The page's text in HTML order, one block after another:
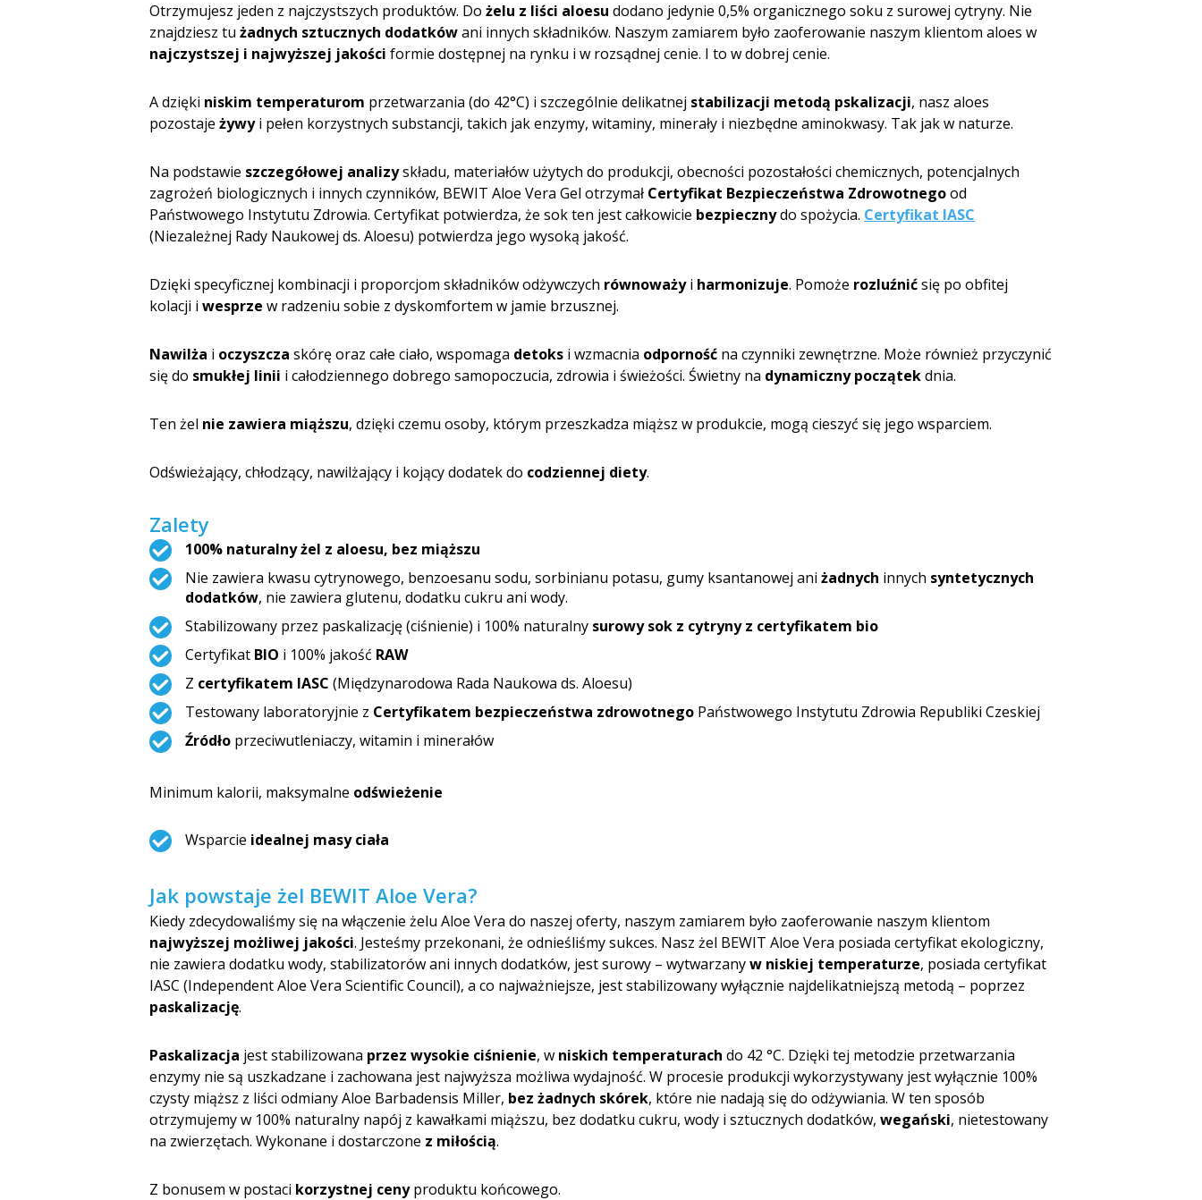
Otrzymujesz jeden z najczystszych produktów. Do żelu z liści aloesu dodano jedynie 0,5% organicznego soku z surowej cytryny. Nie
znajdziesz tu żadnych sztucznych dodatkówani innych składników. Naszym zamiarem było zaoferowanie naszym klientom aloes w
najczystszej i najwyższej jakości formie dostępnej na rynku i w rozsądnej cenie. I to w dobrej cenie.
A dzięki niskim temperaturom przetwarzania (do 42°C) i szczególnie delikatnej stabilizacji metodą pskalizacji, nasz aloes
pozostaje żywyi pełen korzystnych substancji, takich jak enzymy, witaminy, minerały i niezbędne aminokwasy. Tak jak w naturze.
Na podstawie szczegółowej analizyskładu, materiałów użytych do produkcji, obecności pozostałości chemicznych, potencjalnych
zagrożeń biologicznych i innych czynników, BEWIT Aloe Vera Gel otrzymał Certyfikat Bezpieczeństwa Zdrowotnegood
Państwowego Instytutu Zdrowia. Certyfikat potwierdza, że sok ten jest całkowicie bezpiecznydo spożycia. Certyfikat IASC
(Niezależnej Rady Naukowej ds. Aloesu) potwierdza jego wysoką jakość.
Dzięki specyficznej kombinacji i proporcjom składników odżywczych równoważyi harmonizuje. Pomoże rozluźnićsię po obfitej
kolacji i wesprze w radzeniu sobie z dyskomfortem w jamie brzusznej.
Nawilża i oczyszcza skórę oraz całe ciało, wspomaga detoks i wzmacnia odporność na czynniki zewnętrzne. Może również przyczynić
się do smukłej linii i całodziennego dobrego samopoczucia, zdrowia i świeżości. Świetny na dynamiczny początekdnia.
Ten żel nie zawiera miąższu, dzięki czemu osoby, którym przeszkadza miąższ w produkcie, mogą cieszyć się jego wsparciem.
Odświeżający, chłodzący, nawilżający i kojący dodatek do codziennej diety.
Zalety
100% naturalny żel z aloesu, bez miąższu
Nie zawiera kwasu cytrynowego, benzoesanu sodu, sorbinianu potasu, gumy ksantanowej ani żadnych innych syntetycznych
dodatków, nie zawiera glutenu, dodatku cukru ani wody.
Stabilizowany przez paskalizację (ciśnienie) i 100% naturalny surowy sok z cytryny z certyfikatem bio
Certyfikat BIO i 100% jakość RAW
Z certyfikatem IASC (Międzynarodowa Rada Naukowa ds. Aloesu)
Testowany laboratoryjnie z Certyfikatem bezpieczeństwa zdrowotnego Państwowego Instytutu Zdrowia Republiki Czeskiej
Źródło przeciwutleniaczy, witamin i minerałów
Minimum kalorii, maksymalne odświeżenie
Wsparcie idealnej masy ciała
Jak powstaje żel BEWIT Aloe Vera?
Kiedy zdecydowaliśmy się na włączenie żelu Aloe Vera do naszej oferty, naszym zamiarem było zaoferowanie naszym klientom
najwyższej możliwej jakości. Jesteśmy przekonani, że odnieśliśmy sukces. Nasz żel BEWIT Aloe Vera posiada certyfikat ekologiczny,
nie zawiera dodatku wody, stabilizatorów ani innych dodatków, jest surowy – wytwarzanyw niskiej temperaturze, posiada certyfikat
IASC (Independent Aloe Vera Scientific Council), a co najważniejsze, jest stabilizowany wyłącznie najdelikatniejszą metodą – poprzez
paskalizację.
Paskalizacja jest stabilizowana przez wysokie ciśnienie, w niskich temperaturach do 42 °C. Dzięki tej metodzie przetwarzania
enzymy nie są uszkadzane i zachowana jest najwyższa możliwa wydajność. W procesie produkcji wykorzystywany jest wyłącznie 100%
czysty miąższ z liści odmiany Aloe Barbadensis Miller, bez żadnych skórek, które nie nadają się do odżywiania. W ten sposób
otrzymujemy w 100% naturalny napój z kawałkami miąższu, bez dodatku cukru, wody i sztucznych dodatków, wegański, nietestowany
na zwierzętach. Wykonane i dostarczone z miłością.
Z bonusem w postaci korzystnej cenyproduktu końcowego.